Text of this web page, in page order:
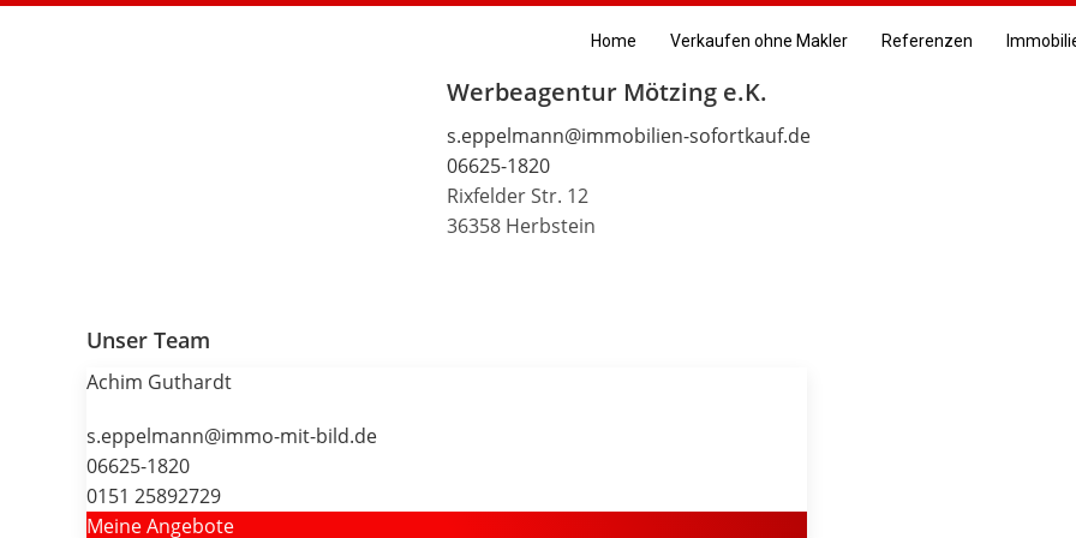
Home Verkaufen ohne Makler Referenzen
Werbeagentur Mötzing e.K.
s.eppelmann@immobilien-sofortkauf.de
06625-1820
Rixfelder Str. 12
36358 Herbstein
Unser Team
Achim Guthardt
s.eppelmann@immo-mit-bild.de
06625-1820
0151 25892729
Meine Angebote